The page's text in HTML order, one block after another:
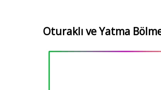
Oturaklı ve Yatma